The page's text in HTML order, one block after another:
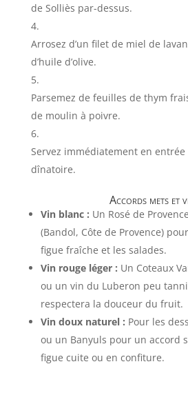
de Solliès par-dessus.
Arrosez d’un filet de miel de
d’huile d’olive.
Parsemez de feuilles de thym
de moulin à poivre.
Servez immédiatement en
dînatoire.
Accords mets et
Vin blanc : Un Rosé de
(Bandol, Côte de Provence)
figue fraîche et les salades.
Vin rouge léger : Un Coteaux
ou un vin du Luberon peu
respectera la douceur du fruit.
Vin doux naturel : Pour les
ou un Banyuls pour un accord
figue cuite ou en confiture.